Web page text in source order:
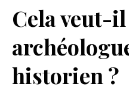
Cela veut-
historien ?